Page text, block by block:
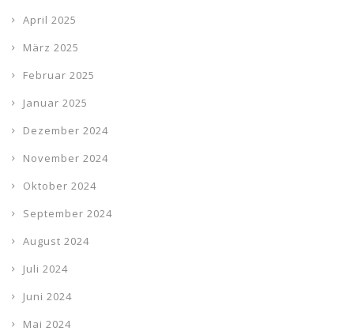
April 2025
März 2025
Februar 2025
Januar 2025
Dezember 2024
November 2024
Oktober 2024
September 2024
August 2024
Juli 2024
Juni 2024
Mai 2024